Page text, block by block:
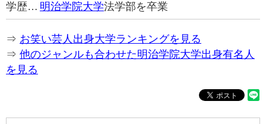
学歴… 明治学院大学法学部を卒業
⇒ お笑い芸人出身大学ランキングを見る
⇒ 他のジャンルも合わせた明治学院大学出身有名人
を見る